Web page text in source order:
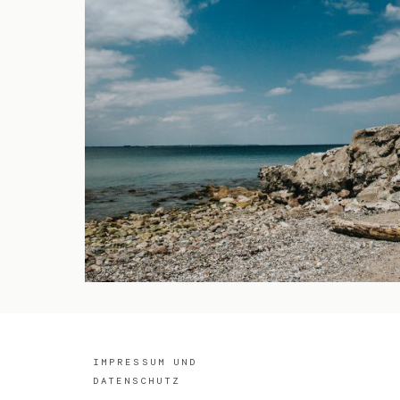
IMPRESSUM UND
DATENSCHUTZ